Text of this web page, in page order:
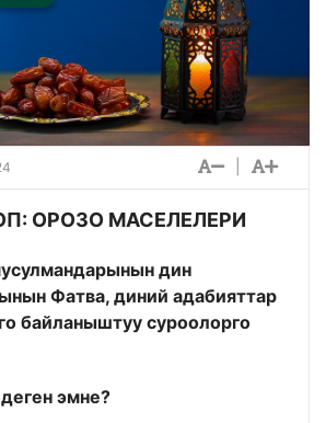
ОРОЗО МАСЕЛЕЛЕРИ
дин
Фатва, диний адабияттар
байланыштуу суроолорго
эмне?